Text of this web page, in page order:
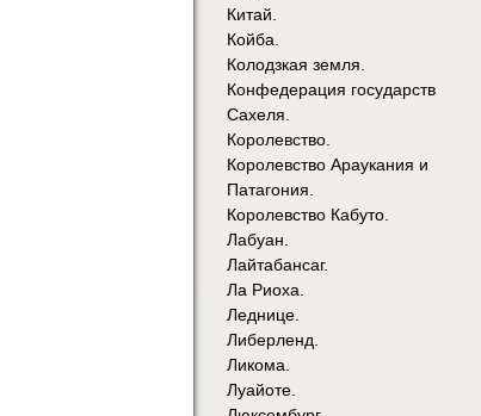
Китай.
Койба.
Колодзкая земля.
Конфедерация государств
Сахеля.
Королевство.
Королевство Араукания и
Патагония.
Королевство Кабуто.
Лабуан.
Лайтабансаг.
Ла Риоха.
Леднице.
Либерленд.
Ликома.
Луайоте.